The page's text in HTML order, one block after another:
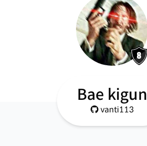
Bae kigun
vanti113